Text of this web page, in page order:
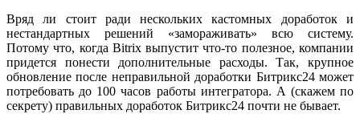
Вряд ли стоит ради нескольких кастомных доработок и
нестандартных решений «замораживать» всю систему.
Потому что, когда Bitrix выпустит что-то полезное, компании
придется понести дополнительные расходы. Так, крупное
обновление после неправильной доработки Битрикс24 может
потребовать до 100 часов работы интегратора. А (скажем по
секрету) правильных доработок Битрикс24 почти не бывает.